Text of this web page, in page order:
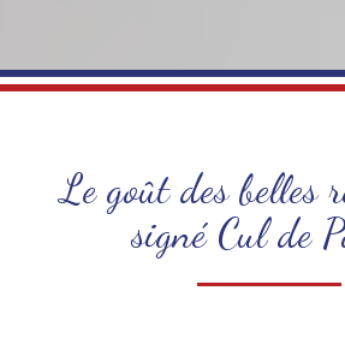
Le goût des belles
signé Cul de